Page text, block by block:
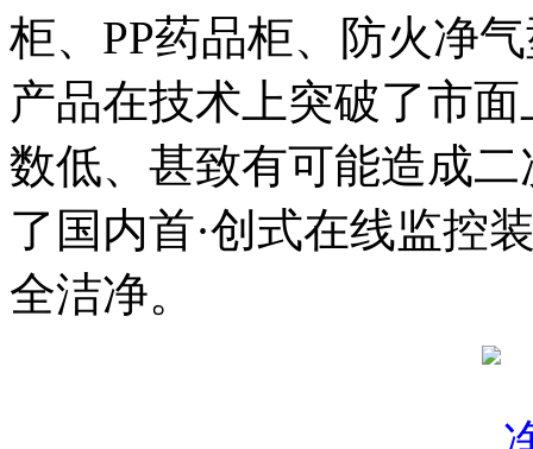
柜、PP药品柜、防火净
产品在技术上突破了市
数低、甚致有可能造成
了国内首·创式在线监控
全洁净。